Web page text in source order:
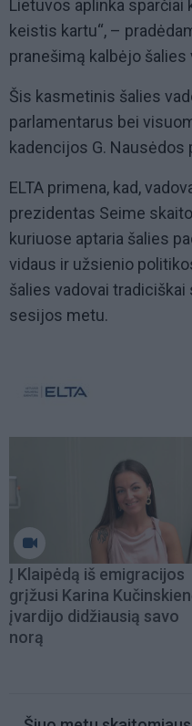
Lietuvos aplinka
keistis kartu“, –
pranešimą kalbėjo šalies
Šis kasmetinis šalies
parlamentarus bei
kadencijos G. Nausėdos
ELTA primena, kad,
prezidentas Seime
kuriuose aptaria šalies
vidaus ir užsienio
šalies vadovai
sesijos metu.
Į Klaipėdą iš emigracijos
grįžusi Karina
įvardijo didžiausią savo
norą